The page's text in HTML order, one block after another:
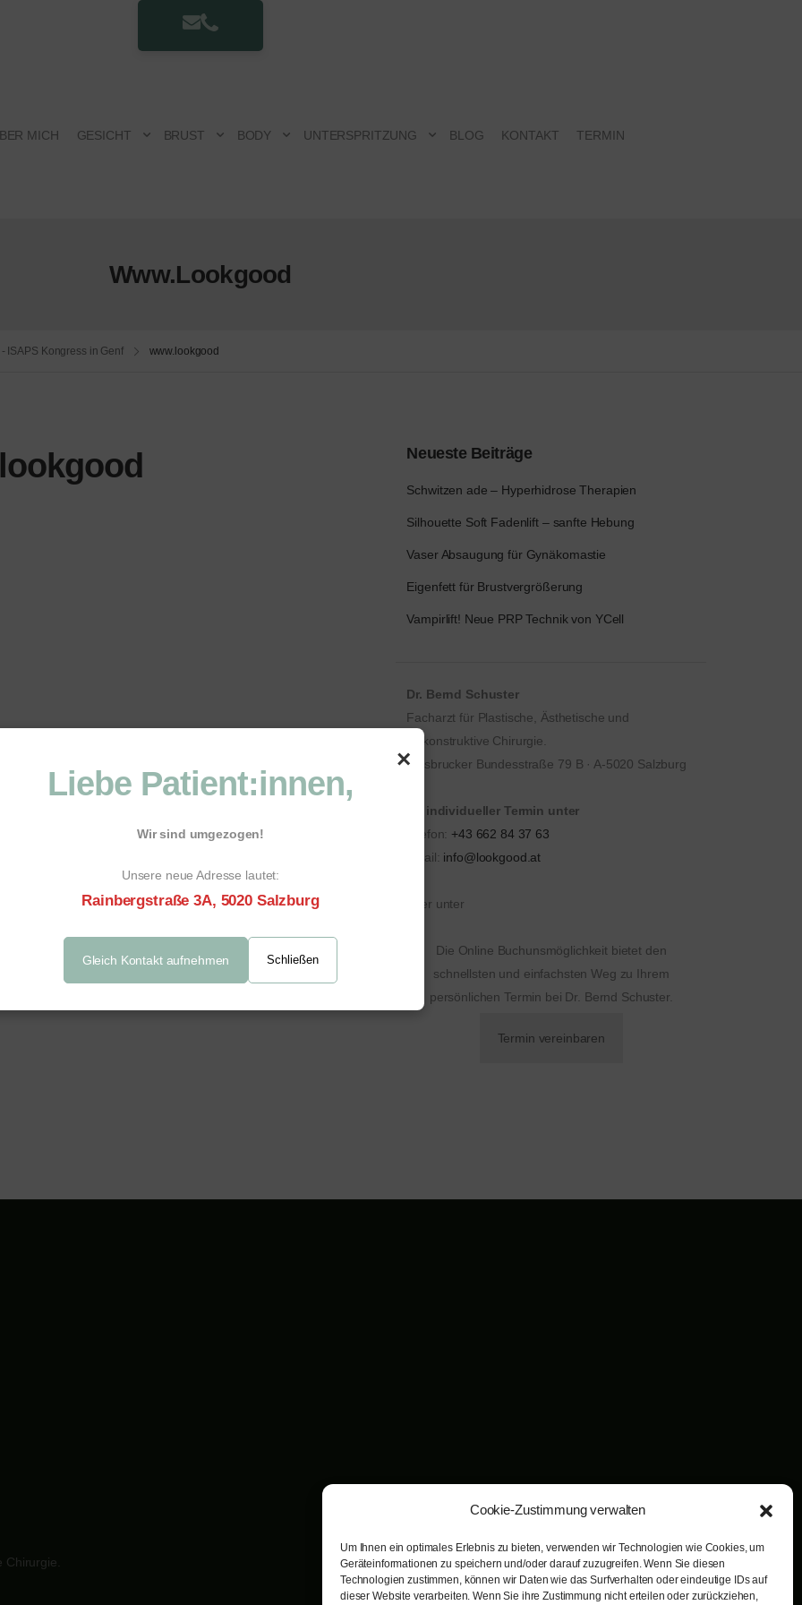
Cookie-Zustimmung verwalten
Um Ihnen ein optimales Erlebnis zu bieten, verwenden wir Technologien wie Cookies, um
Geräteinformationen zu speichern und/oder darauf zuzugreifen. Wenn Sie diesen
Technologien zustimmen, können wir Daten wie das Surfverhalten oder eindeutige IDs auf
dieser Website verarbeiten. Wenn Sie ihre Zustimmung nicht erteilen oder zurückziehen,
MICH GESICHT BRUST BODY UNTERSPRITZUNG BLOG KONTAKT TERMIN
Www.lookgood
ISAPS Kongress in Genf www.lookgood
Neueste Beiträge
Schwitzen ade – Hyperhidrose Therapien
Silhouette Soft Fadenlift – sanfte Hebung
Vaser Absaugung für Gynäkomastie
Eigenfett für Brustvergrößerung
Vampirlift! Neue PRP Technik von YCell
Dr. Bernd Schuster
Facharzt für Plastische, Ästhetische und
Rekonstruktive Chirurgie.
Innsbrucker Bundesstraße 79 B · A-5020 Salzburg
Ihr individueller Termin unter
telefon: +43 662 84 37 63
email: info@lookgood.at
oder unter
Die Online Buchunsmöglichkeit bietet den
schnellsten und einfachsten Weg zu Ihrem
persönlichen Termin bei Dr. Bernd Schuster.
Termin vereinbaren
×
Liebe Patient:innen,
Wir sind umgezogen!
Unsere neue Adresse lautet:
Rainbergstraße 3A, 5020 Salzburg
Gleich Kontakt aufnehmen Schließen